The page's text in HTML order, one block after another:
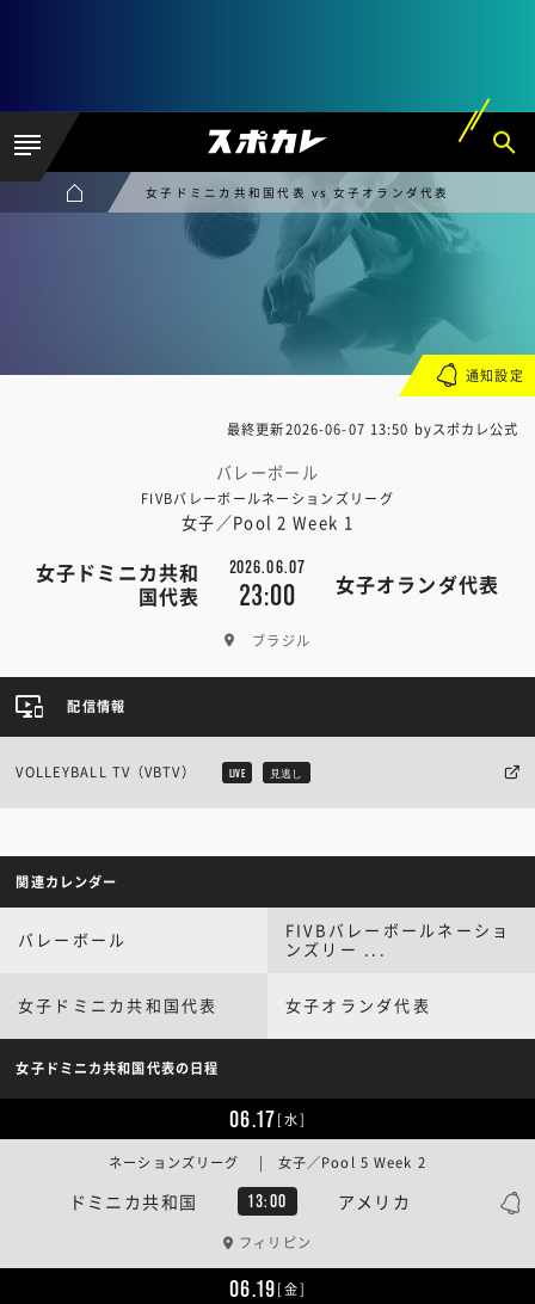
女子ドミニカ共和国代表 vs 女子オランダ代表
最終更新2026-06-07 13:50 byスポカレ公式
バレーボール
FIVBバレーボールネーションズリーグ
女子／Pool 2 Week 1
女子ドミニカ共和
国代表
2026.06.07
23:00 女子オランダ代表
ブラジル
通知設定
配信情報
VOLLEYBALL TV（VBTV） LIVE 見逃し
関連カレンダー
バレーボール
FIVBバレーボールネーショ
ンズリー ...
女子ドミニカ共和国代表 女子オランダ代表
女子ドミニカ共和国代表の日程
06.17[水]
ドミニカ共和国 13:00 アメリカ
ネーションズリーグ | 女子／Pool 5 Week 2
フィリピン
06.19[金]